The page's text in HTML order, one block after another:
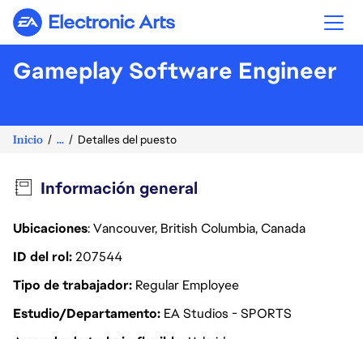
Electronic Arts
Gameplay Software Engineer
Inicio ... Detalles del puesto
Información general
Ubicaciones: Vancouver, British Columbia, Canada
ID del rol207544
Tipo de trabajador Regular Employee
Estudio/Departamento EA Studios - SPORTS